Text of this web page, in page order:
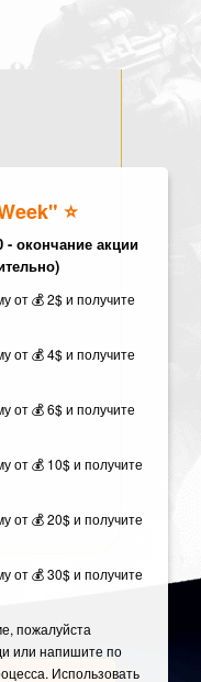
⭐️
- окончание акции
от 💰 2$ и получите
от 💰 4$ и получите
от 💰 6$ и получите
от 💰 10$ и получите
от 💰 20$ и получите
от 💰 30$ и получите
пожалуйста
или напишите по
Использовать